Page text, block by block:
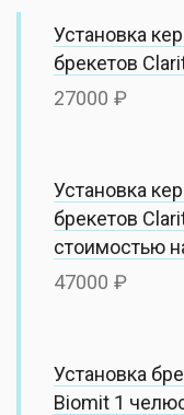
Установка
брекетов
27000
Установка
брекетов
стоимостью
47000
Установка
Biomit 1